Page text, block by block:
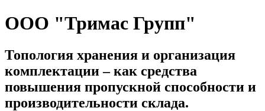
ООО "Тримас Групп"
Топология хранения и организация
комплектации – как средства
повышения пропускной способности и
производительности склада.